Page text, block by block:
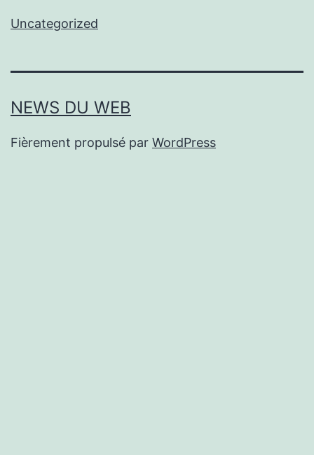
Uncategorized
NEWS DU WEB
Fièrement propulsé par WordPress